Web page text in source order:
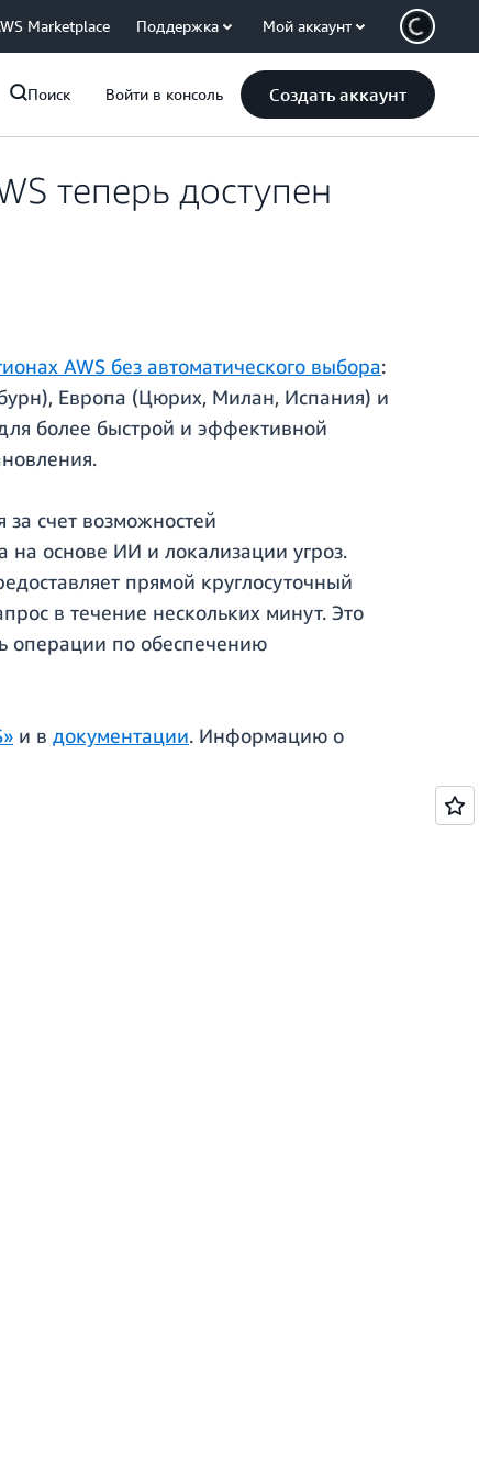
Marketplace Поддержка Мой аккаунт
Поиск Войти в консоль Создать аккаунт
теперь доступен
AWS без автоматического выбора:
Европа (Цюрих, Милан, Испания) и
более быстрой и эффективной
счет возможностей
на основе ИИ и локализации угроз.
прямой круглосуточный
в течение нескольких минут. Это
операции по обеспечению
и в документации. Информацию о